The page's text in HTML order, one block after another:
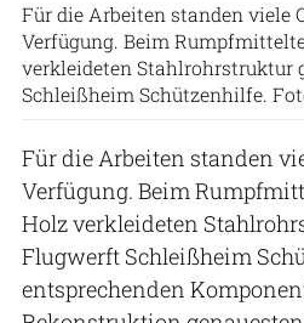
Für die Arbeiten standen viele
Verfügung. Beim
verkleideten Stahlrohrstruktur
Schleißheim Schützenhilfe.
Für die Arbeiten standen
Verfügung. Beim
Holz verkleideten
Flugwerft Schleißheim
entsprechenden